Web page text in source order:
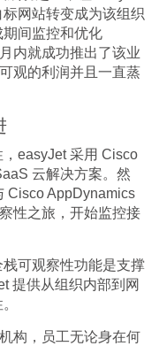
网站转变成为该组织
间监控和优化
内就成功推出了该业
观的利润并且一直蒸
easyJet 采用 Cisco
云解决方案。然
Cisco AppDynamics
性之旅，开始监控接
可观察性功能是支撑
提供从组织内部到网
构，员工无论身在何